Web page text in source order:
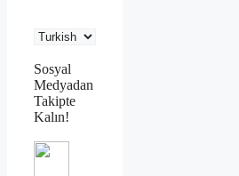
Sosyal
Medyadan
Takipte
Kalın!